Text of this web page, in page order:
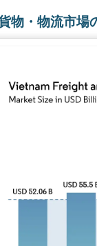
物・物流市場